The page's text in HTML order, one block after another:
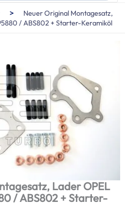
>
Neuer Original Montagesatz,
/ ABS802 + Starter-Keramiköl
Lader OPEL
/ ABS802 + Starter-